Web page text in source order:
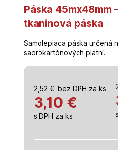
Páska 45mx48mm
tkaninová páska
Samolepiaca páska určená
sadrokartónových platní.
2,52 € bez DPH za ks
3,10 €
s DPH za ks